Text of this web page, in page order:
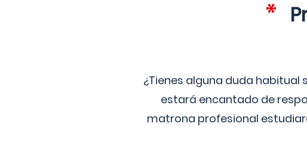
¿Tienes alguna duda
estará encantado de
matrona profesional